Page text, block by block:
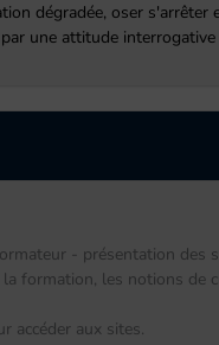
dégradée, oser s'arrêter
une attitude
- présentation des
formation, les notions de
accéder aux sites.